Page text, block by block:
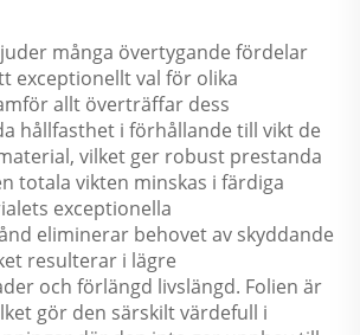
många övertygande fördelar
exceptionellt val för olika
allt överträffar dess
hållfasthet i förhållande till vikt de
vilket ger robust prestanda
totala vikten minskas i färdiga
exceptionella
eliminerar behovet av skyddande
resulterar i lägre
och förlängd livslängd. Folien är
gör den särskilt värdefull i